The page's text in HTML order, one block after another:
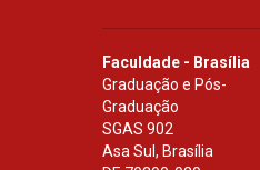
Faculdade - Brasília
Graduação e Pós-
Graduação
SGAS 902
Asa Sul, Brasília